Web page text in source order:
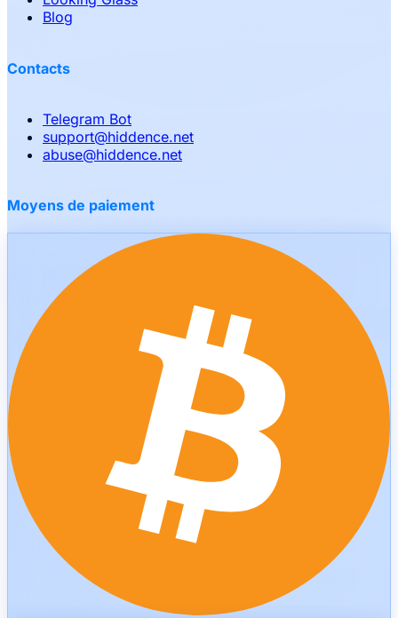
Blog
Contacts
Telegram Bot
support@hiddence.net
abuse@hiddence.net
Moyens de paiement